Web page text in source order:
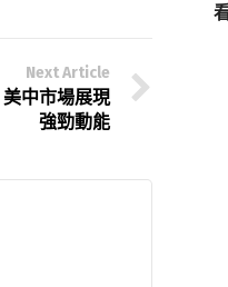
Next Article
中市場展現
強勁動能